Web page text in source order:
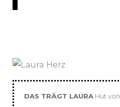
DAS TRÄGT LAURA Hut von